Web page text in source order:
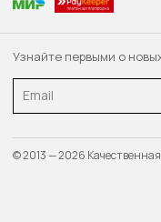
Узнайте первыми о
Email
© 2013 — 2026